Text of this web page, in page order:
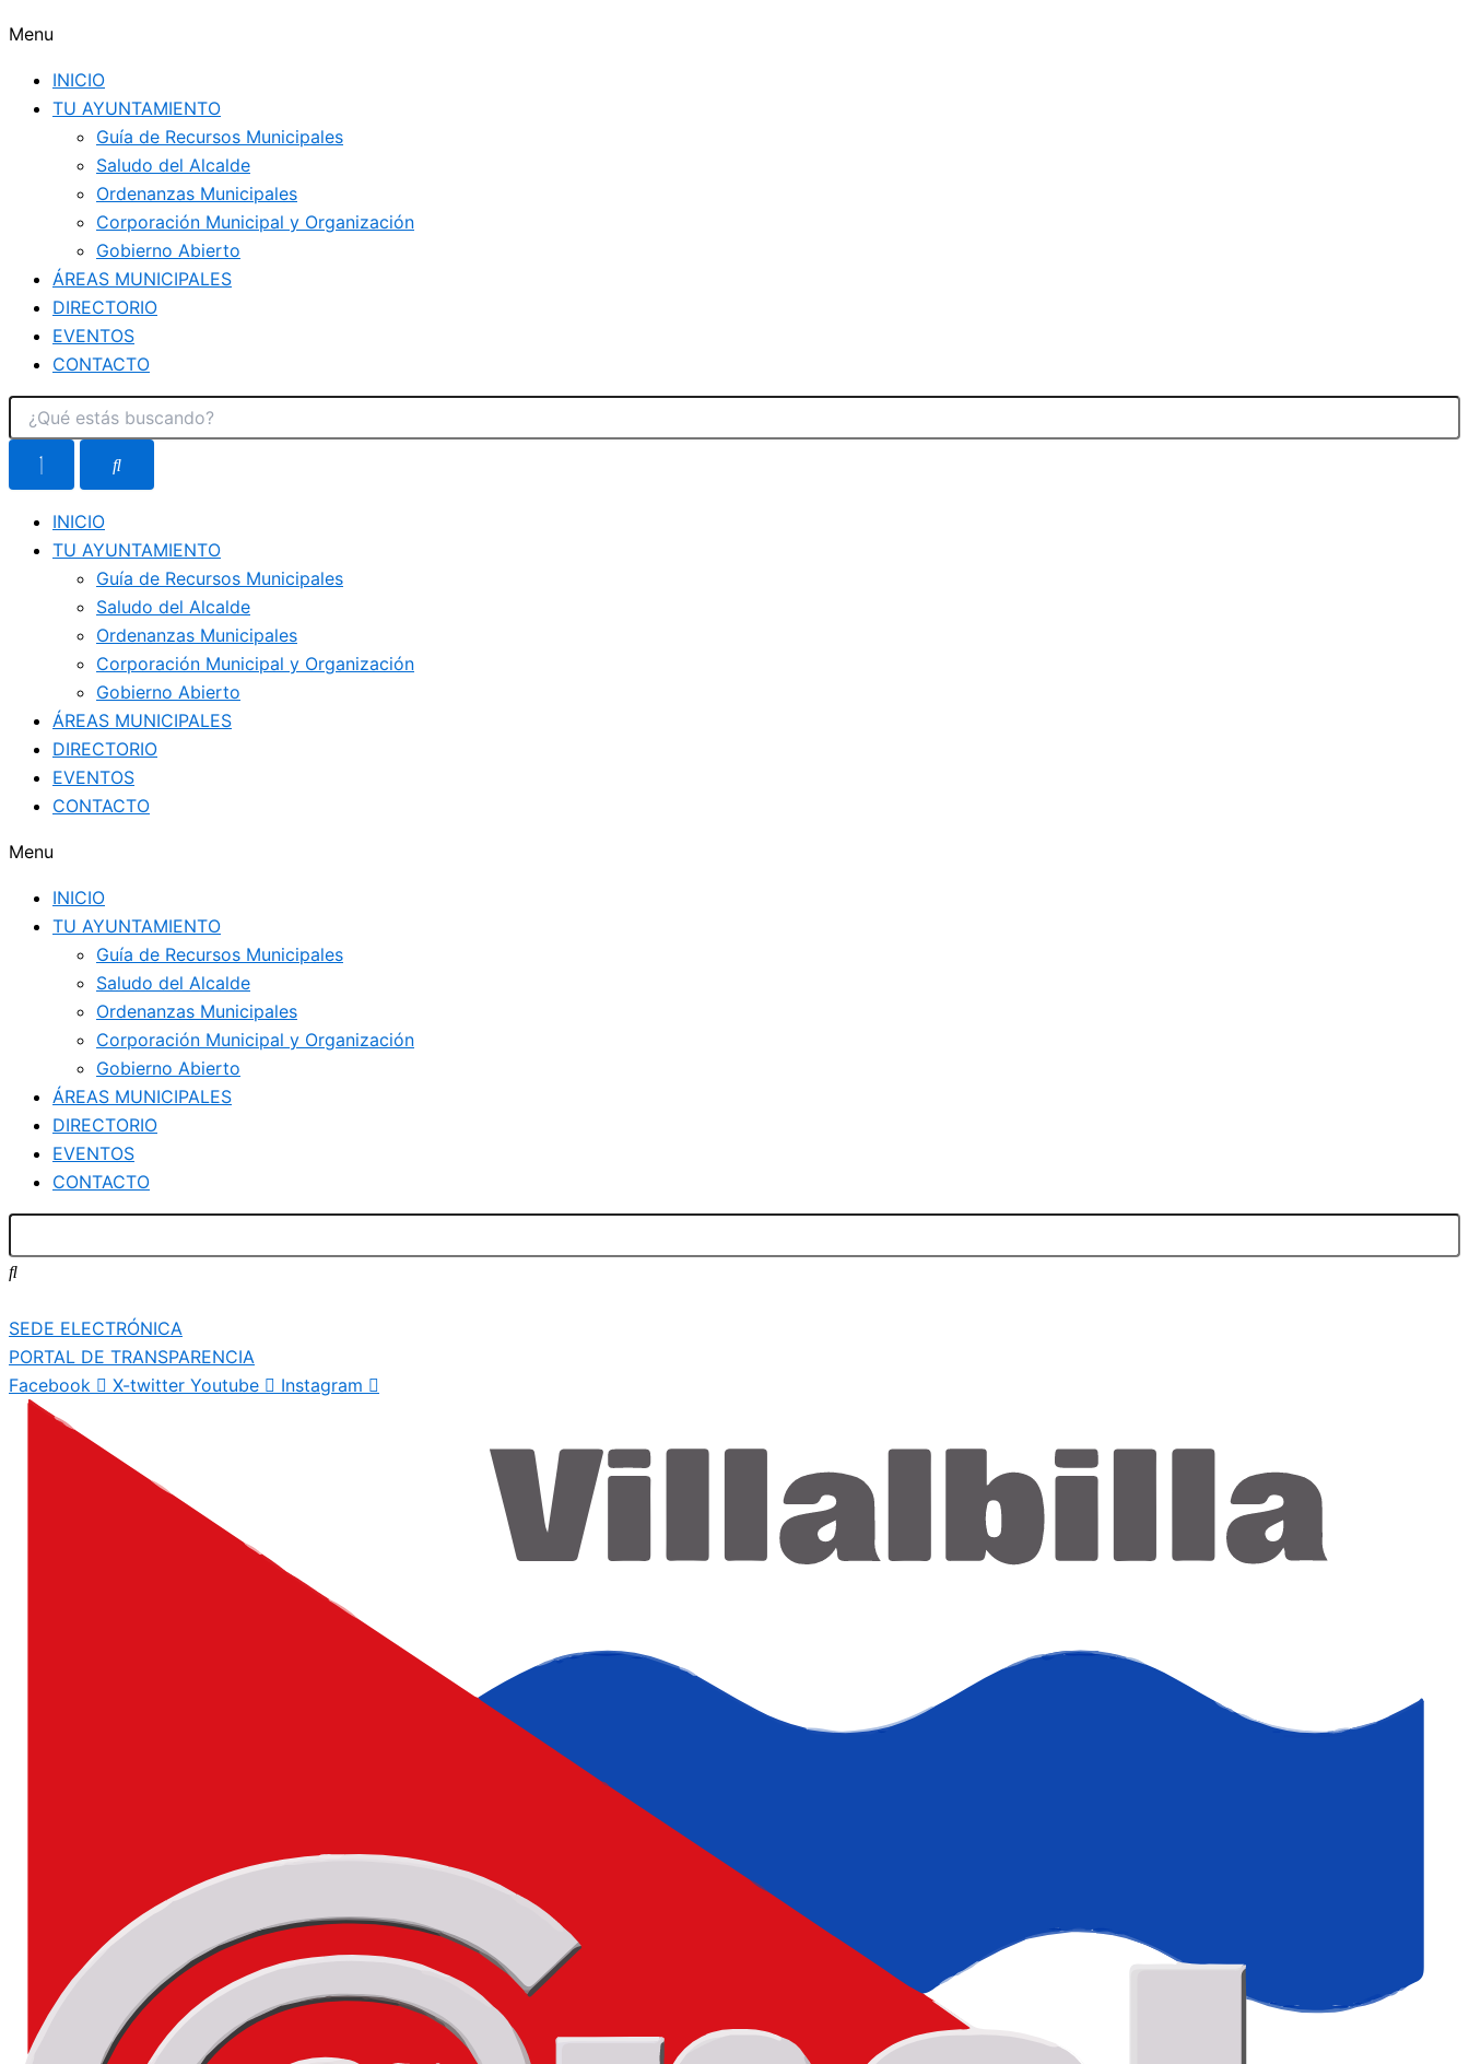
Menu
INICIO
TU AYUNTAMIENTO
Guía de Recursos Municipales
Saludo del Alcalde
Ordenanzas Municipales
Corporación Municipal y Organización
Gobierno Abierto
ÁREAS MUNICIPALES
DIRECTORIO
EVENTOS
CONTACTO
INICIO
TU AYUNTAMIENTO
Guía de Recursos Municipales
Saludo del Alcalde
Ordenanzas Municipales
Corporación Municipal y Organización
Gobierno Abierto
ÁREAS MUNICIPALES
DIRECTORIO
EVENTOS
CONTACTO
Menu
INICIO
TU AYUNTAMIENTO
Guía de Recursos Municipales
Saludo del Alcalde
Ordenanzas Municipales
Corporación Municipal y Organización
Gobierno Abierto
ÁREAS MUNICIPALES
DIRECTORIO
EVENTOS
CONTACTO
SEDE ELECTRÓNICA
PORTAL DE TRANSPARENCIA
Facebook
X-twitter Youtube Instagram